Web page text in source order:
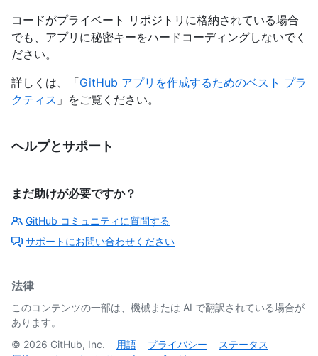
コードがプライベート リポジトリに格納されている場合
でも、アプリに秘密キーをハードコーディングしないでく
ださい。
詳しくは、「GitHub アプリを作成するためのベスト プラ
クティス 」をご覧ください。
ヘルプとサポート
まだ助けが必要ですか？
GitHub コミュニティに質問する
サポートにお問い合わせください
法律
このコンテンツの一部は、機械または AI で翻訳されている場合が
あります。
© 2026 GitHub, Inc. 用語 プライバシー
ステータス